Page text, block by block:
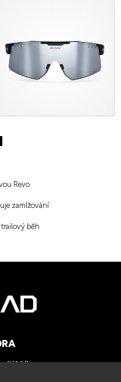
Revo
zamlžování
běh
4KAAD